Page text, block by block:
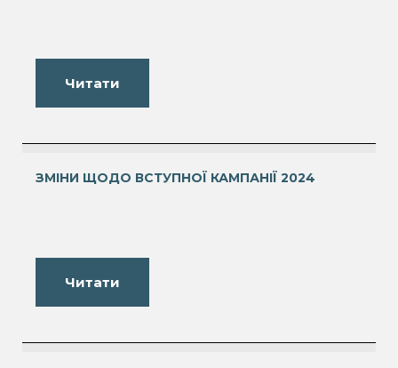
Читати
ЗМІНИ ЩОДО ВСТУПНОЇ КАМПАНІЇ 2024
Читати